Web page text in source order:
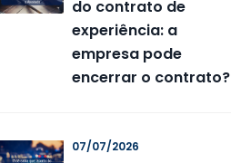
do contrato de
experiência: a
empresa pode
encerrar o contrato?
07/07/2026